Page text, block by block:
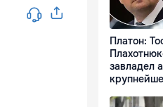
Платон:
завладел